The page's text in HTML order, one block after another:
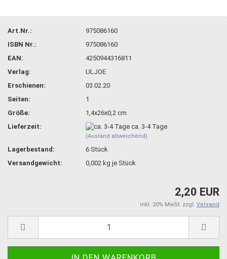
Art.Nr.:
975086160
ISBN Nr.:
975086160
EAN:
4250944316811
Verlag:
ULJOE
Erschienen:
03.02.20
Seiten:
1
Größe:
1,4x26x0,2 cm
Lieferzeit:
ca. 3-4 Tage
(Ausland abweichend)
Lagerbestand: 6 Stück
Versandgewicht:
0,002 kg je Stück
2,20 EUR
inkl. 20% MwSt. zzgl. Versand